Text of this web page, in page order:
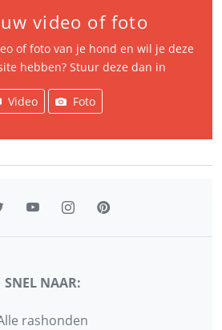
video of foto
of foto van je hond en wil je deze
hebben? Stuur deze dan in
Video Foto
SNEL NAAR:
rashonden